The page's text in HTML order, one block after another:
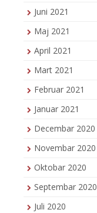
Juni 2021
Maj 2021
April 2021
Mart 2021
Februar 2021
Januar 2021
Decembar 2020
Novembar 2020
Oktobar 2020
Septembar 2020
Juli 2020